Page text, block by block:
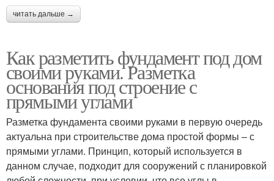
читать дальше →
Как разметить фундамент под дом
своими руками. Разметка
основания под строение с
прямыми углами
Разметка фундамента своими руками в первую очередь
актуальна при строительстве дома простой формы – с
прямыми углами. Принцип, который используется в
данном случае, подходит для сооружений с планировкой